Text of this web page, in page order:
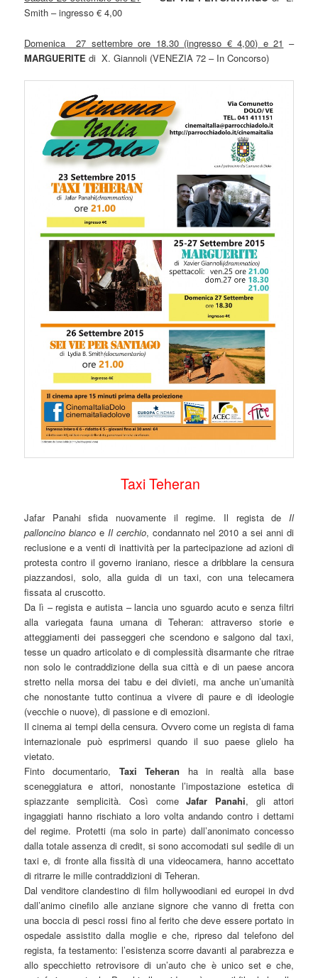
Smith – ingresso € 4,00
Domenica 27 settembre ore 18.30 (ingresso € 4,00) e 21 –
MARGUERITE di X. Giannoli (VENEZIA 72 – In Concorso)
Taxi Teheran
Jafar Panahi sfida nuovamente il regime. Il regista de Il
palloncino biancoe Il cerchio, condannato nel 2010 a sei anni di
reclusione e a venti di inattività per la partecipazione ad azioni di
protesta contro il governo iraniano, riesce a dribblare la censura
piazzandosi, solo, alla guida di un taxi, con una telecamera
fissata al cruscotto.
Da lì – regista e autista – lancia uno sguardo acuto e senza filtri
alla variegata fauna umana di Teheran: attraverso storie e
atteggiamenti dei passeggeri che scendono e salgono dal taxi,
tesse un quadro articolato e di complessità disarmante che ritrae
non solo le contraddizione della sua città e di un paese ancora
stretto nella morsa dei tabu e dei divieti, ma anche un’umanità
che nonostante tutto continua a vivere di paure e di ideologie
(vecchie o nuove), di passione e di emozioni.
Il cinema ai tempi della censura. Ovvero come un regista di fama
internazionale può esprimersi quando il suo paese glielo ha
vietato.
Finto documentario, Taxi Teheran ha in realtà alla base
sceneggiatura e attori, nonostante l’impostazione estetica di
spiazzante semplicità. Così comeJafar Panahi, gli attori
ingaggiati hanno rischiato a loro volta andando contro i dettami
del regime. Protetti (ma solo in parte) dall’anonimato concesso
dalla totale assenza di credit, si sono accomodati sul sedile di un
taxi e, di fronte alla fissità di una videocamera, hanno accettato
di ritrarre le mille contraddizioni di Teheran.
Dal venditore clandestino di film hollywoodiani ed europei in dvd
dall’animo cinefilo alle anziane signore che vanno di fretta con
una boccia di pesci rossi fino al ferito che deve essere portato in
ospedale assistito dalla moglie e che, ripreso dal telefono del
regista, fa testamento: l’esistenza scorre davanti al parabrezza e
allo specchietto retrovisore di un’auto che è unico set e che,